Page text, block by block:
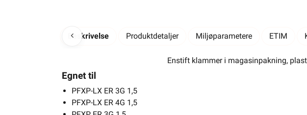
Beskrivelse Produktdetaljer Miljøparametere ETIM
Enstift klammer i magasinpakning,
Egnet til
PFXP-LX ER 3G 1,5
PFXP-LX ER 4G 1,5